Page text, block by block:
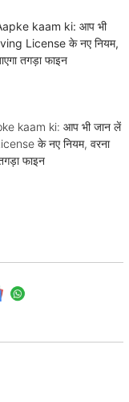
kaam ki: आप भी जान लें
के नए नियम, वरना
फाइन